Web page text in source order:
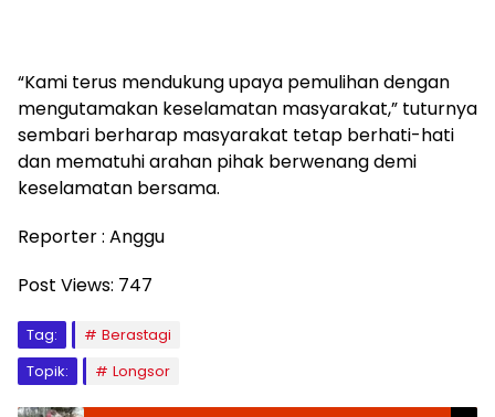
“Kami terus mendukung upaya pemulihan dengan
mengutamakan keselamatan masyarakat,” tuturnya
sembari berharap masyarakat tetap berhati-hati
dan mematuhi arahan pihak berwenang demi
keselamatan bersama.
Reporter : Anggu
Post Views: 747
Tag:
Berastagi
Topik:
Longsor